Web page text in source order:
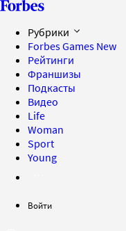
Рубрики
Forbes Games New
Рейтинги
Франшизы
Подкасты
Видео
Life
Woman
Sport
Young
Войти